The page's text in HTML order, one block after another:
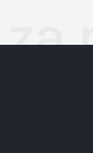
TMAVÝ REŽIM